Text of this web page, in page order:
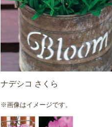
ナデシコ さくら
※画像はイメージです。